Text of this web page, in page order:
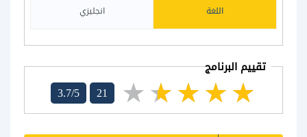
اللغة انجليزي
تقييم البرنامج
3.7/5 21